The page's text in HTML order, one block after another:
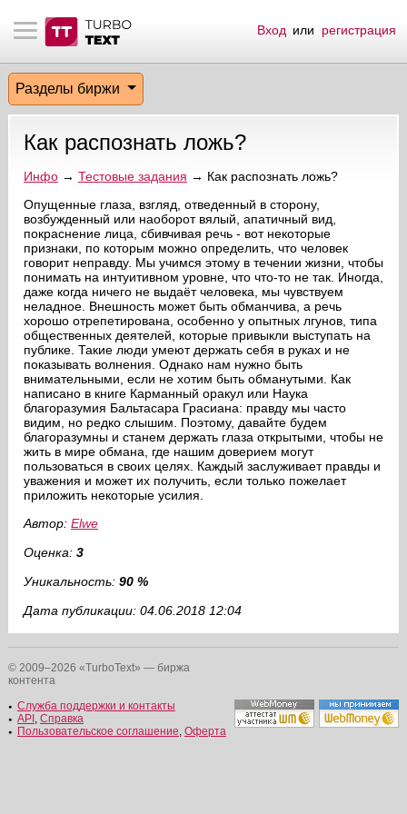
материалы
биржи
пользователи
эфир
на сайте
пользователей
сообщения
по форуму
Вход или регистрация
Разделы биржи
Как распознать ложь?
Инфо→ Тестовые задания → Как распознать ложь?
Опущенные глаза, взгляд, отведенный в сторону,
возбужденный или наоборот вялый, апатичный вид,
покраснение лица, сбивчивая речь - вот некоторые
признаки, по которым можно определить, что человек
говорит неправду. Мы учимся этому в течении жизни, чтобы
понимать на интуитивном уровне, что что-то не так. Иногда,
даже когда ничего не выдаёт человека, мы чувствуем
неладное. Внешность может быть обманчива, а речь
хорошо отрепетирована, особенно у опытных лгунов, типа
общественных деятелей, которые привыкли выступать на
публике. Такие люди умеют держать себя в руках и не
показывать волнения. Однако нам нужно быть
внимательными, если не хотим быть обманутыми. Как
написано в книге Карманный оракул или Наука
благоразумия Бальтасара Грасиана: правду мы часто
видим, но редко слышим. Поэтому, давайте будем
благоразумны и станем держать глаза открытыми, чтобы не
жить в мире обмана, где нашим доверием могут
пользоваться в своих целях. Каждый заслуживает правды и
уважения и может их получить, если только пожелает
приложить некоторые усилия.
Автор: Elwe
Оценка: 3
Уникальность: 90 %
Дата публикации: 04.06.2018 12:04
© 2009–2026 «TurboText» — биржа
контента
Служба поддержки и контакты
API , Справка
Пользовательское соглашение, Оферта